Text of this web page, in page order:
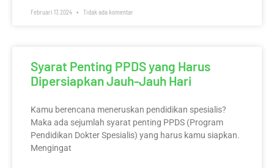
Februari 17, 2024 Tidak ada komentar
Syarat Penting PPDS yang Harus
Dipersiapkan Jauh-Jauh Hari
Kamu berencana meneruskan pendidikan spesialis?
Maka ada sejumlah syarat penting PPDS (Program
Pendidikan Dokter Spesialis) yang harus kamu siapkan.
Mengingat